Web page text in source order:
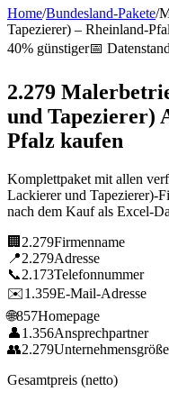
Home/Bundesland-Pakete/
Tapezierer) – Rheinland-
40% günstiger📅
2.279
und Tapezierer)
Pfalz kaufen
Komplettpaket mit allen
Lackierer und Tapezierer)-
nach dem Kauf als Excel-
🏢 2.279Firmenname
📍2.279Adresse
📞2.173Telefonnummer
✉️1.359E-Mail-Adresse
🌐857Homepage
👤1.356Ansprechpartner
👥2.279Unternehmensgröße
Gesamtpreis (netto)